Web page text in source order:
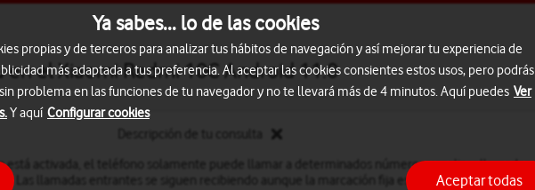
el Xiaomi Redmi 10C Android 11.0
está activada, el teléfono solamente puede llamar a determinados números y realizar llamadas
Las llamadas entrantes se siguen recibiendo aunque la marcación fija esté activada.
Ya sabes... lo de las cookies
propias y de terceros para analizar tus hábitos de navegación y así mejorar tu experiencia de
más adaptada a tus preferencia. Al aceptar las cookies consientes estos usos, pero podrás
problema en las funciones de tu navegador y no te llevará más de 4 minutos. Aquí puedes Ver
Y aquí Configurar cookies
Aceptar todas